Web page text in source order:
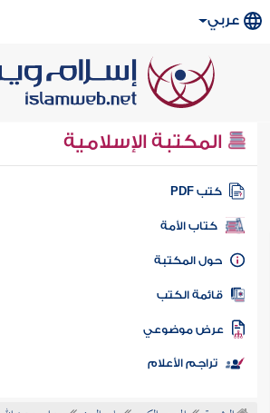
عربي
المكتبة الإسلامية
كتب PDF
كتاب الأمة
المكتبة
الكتب
موضوعي